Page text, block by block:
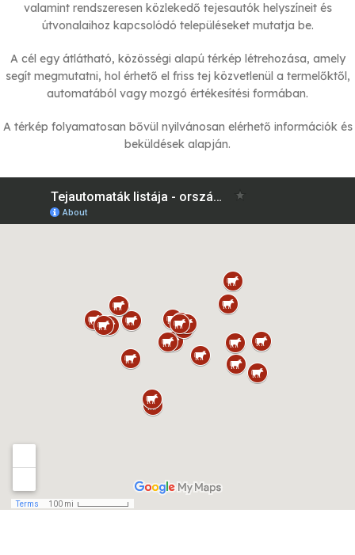
valamint rendszeresen közlekedő tejesautók helyszíneit és
útvonalaihoz kapcsolódó településeket mutatja be.
A cél egy átlátható, közösségi alapú térkép létrehozása, amely
segít megmutatni, hol érhető el friss tej közvetlenül a termelőktől,
automatából vagy mozgó értékesítési formában.
A térkép folyamatosan bővül nyilvánosan elérhető információk és
beküldések alapján.